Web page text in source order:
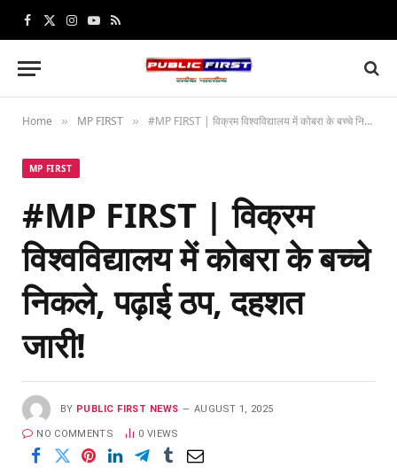
Facebook
X
Instagram
YouTube
RSS
Home » MP FIRST » #MP FIRST | विक्रम विश्वविद्यालय में कोबरा के बच्चे निकले, पढ़ाई ठप, दहशत जारी!
MP FIRST
#MP FIRST | विक्रम
विश्वविद्यालय में कोबरा के बच्चे
निकले, पढ़ाई ठप, दहशत
जारी!
BY PUBLIC FIRST NEWS AUGUST 1, 2025
NO COMMENTS 0 VIEWS